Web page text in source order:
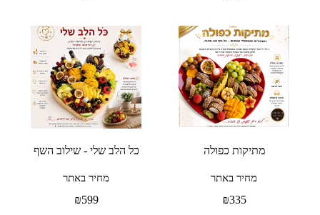
מתיקות כפולה
מחיר באתר
₪335
כל הלב שלי - שילוב השף
מחיר באתר
₪599